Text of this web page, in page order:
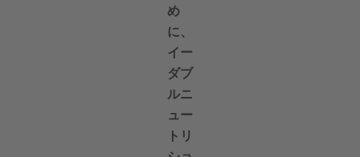
め
に、
イー
ダブ
ルニ
ュー
トリ